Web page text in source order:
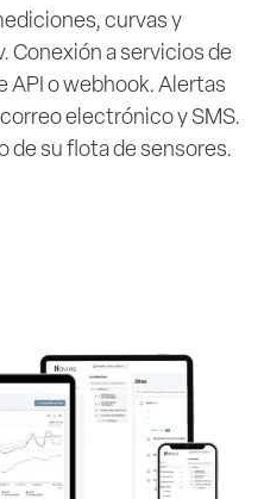
curvas y
Conexión a servicios de
o webhook. Alertas
electrónico y SMS.
de su flota de sensores.